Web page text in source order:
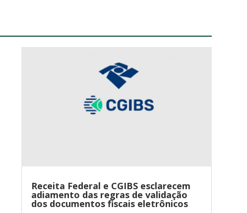
Receita Federal e CGIBS esclarecem
adiamento das regras de validação
dos documentos fiscais eletrônicos